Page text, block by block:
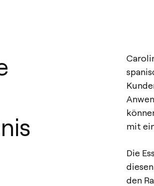
mit
Die
den